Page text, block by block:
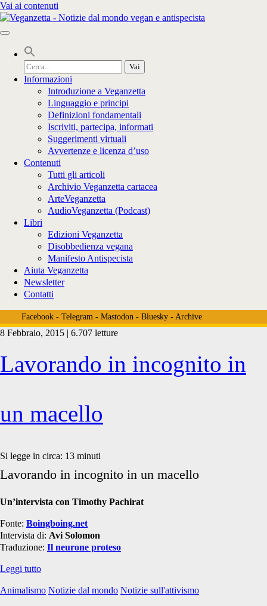
Vai ai contenuti
Cerca
per:
Informazioni
Introduzione a Veganzetta
Linguaggio e principi
Definizioni fondamentali
Iscriviti, partecipa, informati
Suggerimenti virtuali
Avvertenze e licenza d’uso
Contenuti
Tutti gli articoli
Archivio Veganzetta cartacea
ArteVeganzetta
AudioVeganzetta (Podcast)
Libri
Edizioni Veganzetta
Disobbedienza vegana
Manifesto Antispecista
Aiuta Veganzetta
Newsletter
Contatti
Facebook- Telegram- Mastodon- Bluesky- Archive
Tag:
<span>uccidre
animali</span>
8 Febbraio, 2015 | 6.707 letture
Lavorando in incognito in
un macello
Si legge in circa: 13 minuti
Lavorando in incognito in un macello
Un’intervista con Timothy Pachirat
Fonte: Boingboing.net
Intervista di: Avi Solomon
Traduzione: Il neurone proteso
Leggi tuttoLavorando
incognito
Animalismo Notizie dal mondo Notizie sull'attivismo